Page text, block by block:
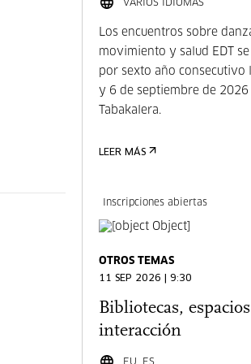
VARIOS IDIOMAS
Los encuentros sobre
movimiento y salud EDT
por sexto año consecutivo
y 6 de septiembre de 2026
Tabakalera.
LEER MÁS
Inscripciones abiertas
OTROS TEMAS
11 SEP 2026 | 9:30
Bibliotecas,
interacción
EU, ES